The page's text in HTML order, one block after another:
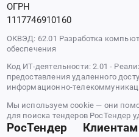
ОГРН
1117746910160
ОКВЭД: 62.01 Разработка
обеспечения
Код ИТ-деятельности: 2.01 -
предоставления удаленного
информационно-
Мы используем cookie — они
для поиска тендеров РосТендер
РосТендер Клиентам